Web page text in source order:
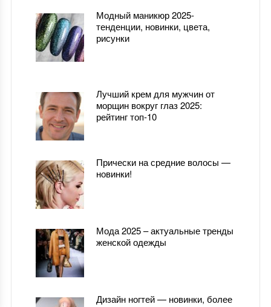
Модный маникюр 2025-
тенденции, новинки, цвета,
рисунки
Лучший крем для мужчин от
морщин вокруг глаз 2025:
рейтинг топ-10
Прически на средние волосы —
новинки!
Мода 2025 – актуальные тренды
женской одежды
Дизайн ногтей — новинки, более